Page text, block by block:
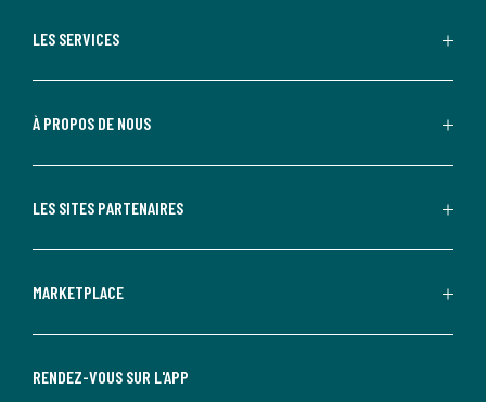
LES SERVICES
À PROPOS DE NOUS
LES SITES PARTENAIRES
MARKETPLACE
RENDEZ-VOUS SUR L'APP